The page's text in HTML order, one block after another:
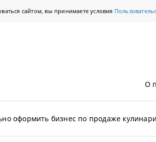
сайтом, вы принимаете условия
О
оформить бизнес по продаже